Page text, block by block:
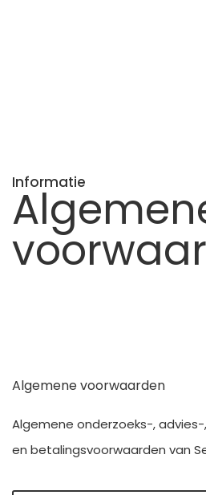
Informatie
Algemene voorwaarden
Algemene onderzoeks-,
en betalingsvoorwaarden van